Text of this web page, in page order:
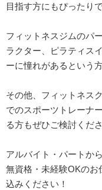
目指す方にもぴったりで
フィットネスジムのパ
ラクター、ピラティス
ーに憧れがあるという
その他、フィットネス
でのスポーツトレーナ
る方もぜひご検討くだ
アルバイト・パートか
無資格・未経験OKのお
込みください！